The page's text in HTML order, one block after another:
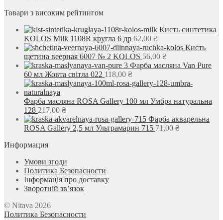
Товари з високим рейтингом
Кисть синтетика
KOLOS Milk 1108R кругла 6 др 62,00 ₴
Кисть
щетина веерная 6007 № 2 KOLOS 56,00 ₴
Фарба масляна Van Pure
60 мл Жовта світла 022 118,00 ₴
Фарба масляна ROSA Gallery 100 мл Умбра натуральна
128 217,00 ₴
Фарба акварельна
ROSA Gallery 2,5 мл Ультрамарин 715 71,00 ₴
Информация
Умови згоди
Политика Безопасности
Інформація про доставку
Зворотній зв’язок
© Nitava 2026
Политика Безопасности